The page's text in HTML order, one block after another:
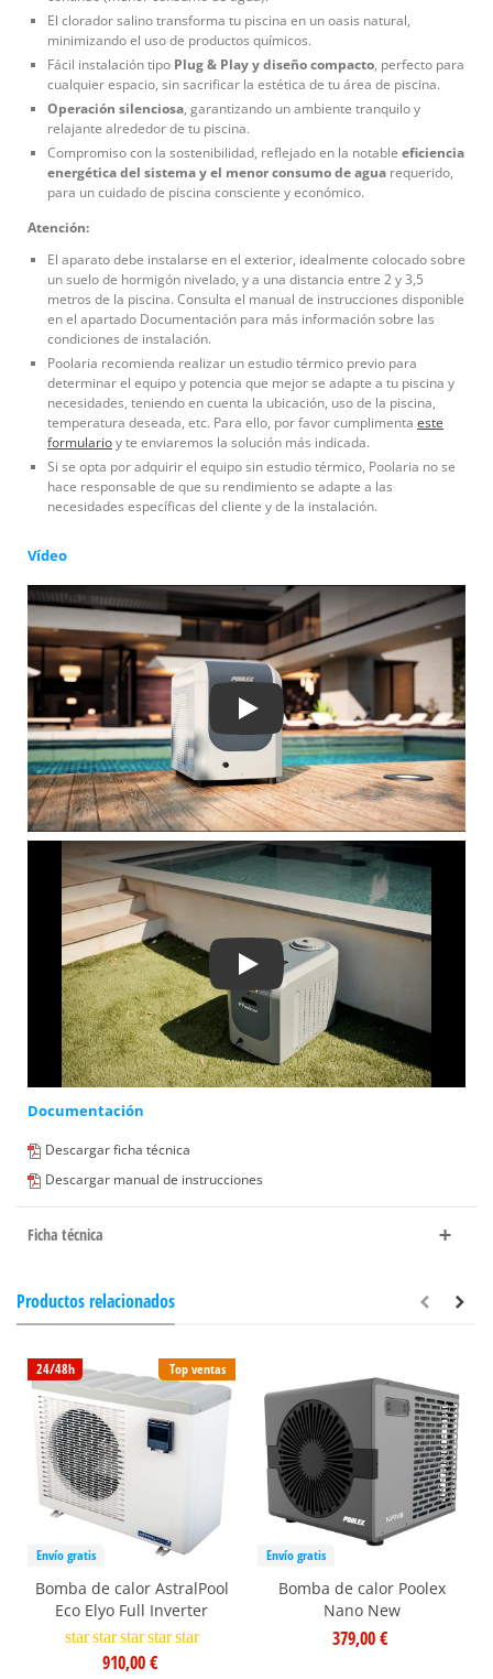
El clorador salino transforma tu piscina en un oasis natural,
minimizando el uso de productos químicos.
Fácil instalación tipo Plug & Play y diseño compacto, perfecto para
cualquier espacio, sin sacrificar la estética de tu área de piscina.
Operación silenciosa, garantizando un ambiente tranquilo y
relajante alrededor de tu piscina.
Compromiso con la sostenibilidad, reflejado en la notable eficiencia
energética del sistema y el menor consumo de agua requerido,
para un cuidado de piscina consciente y económico.
Atención:
El aparato debe instalarse en el exterior, idealmente colocado sobre
un suelo de hormigón nivelado, y a una distancia entre 2 y 3,5
metros de la piscina. Consulta el manual de instrucciones disponible
en el apartado Documentación para más información sobre las
condiciones de instalación.
Poolaria recomienda realizar un estudio térmico previo para
determinar el equipo y potencia que mejor se adapte a tu piscina y
necesidades, teniendo en cuenta la ubicación, uso de la piscina,
temperatura deseada, etc. Para ello, por favor cumplimenta este
formularioy te enviaremos la solución más indicada.
Si se opta por adquirir el equipo sin estudio térmico, Poolaria no se
hace responsable de que su rendimiento se adapte a las
necesidades específicas del cliente y de la instalación.
Vídeo
Play
Play
Documentación
Descargar ficha técnica
Descargar manual de instrucciones
Ficha técnica
Productos relacionados
Top ventas
24/48h
Envío gratis
Bomba de calor AstralPool
Eco Elyo Full Inverter
star star star star star
910,00 €
Envío gratis
Bomba de calor Poolex
Nano New
379,00 €